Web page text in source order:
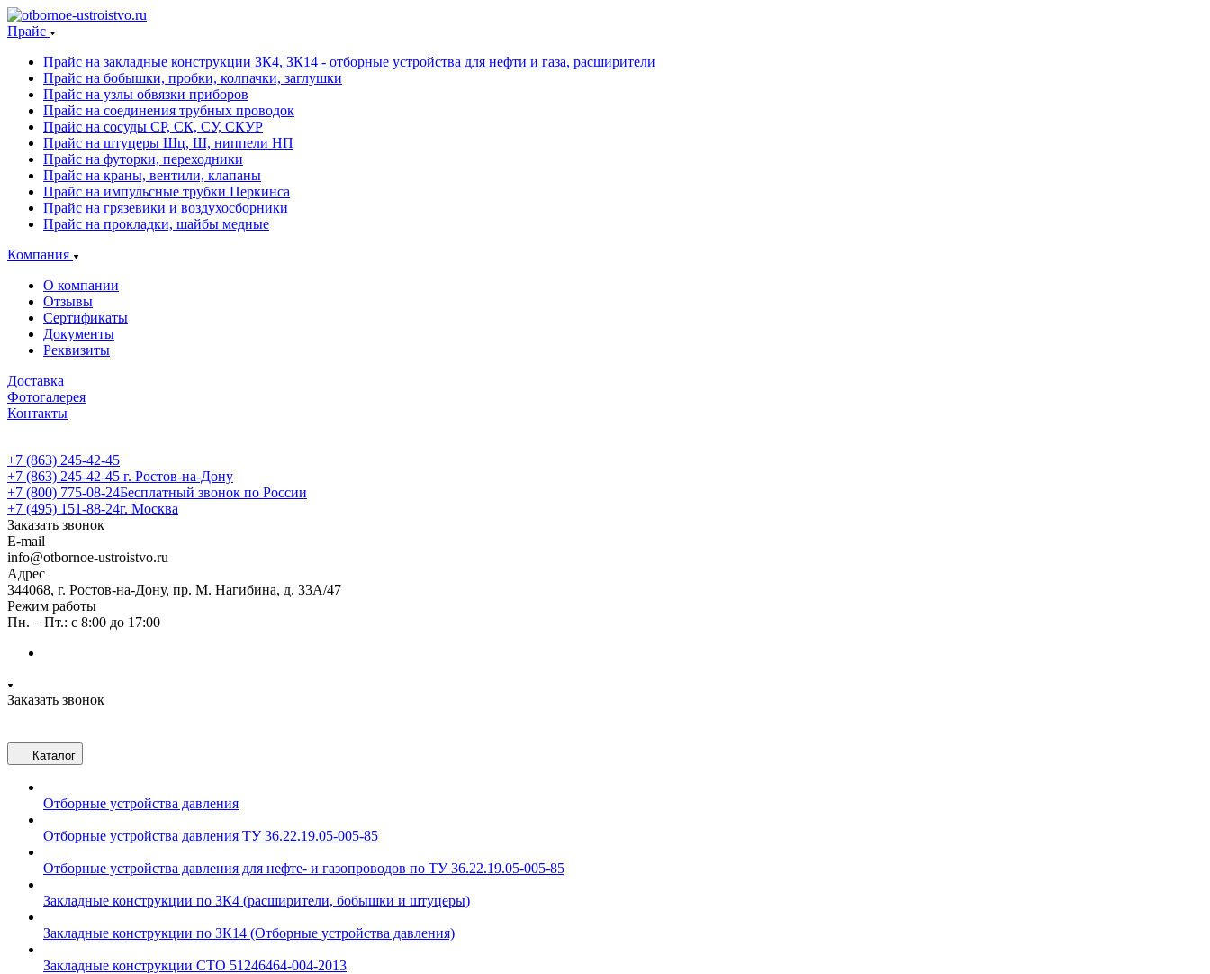
Прайс
Прайс на закладные конструкции ЗК4, ЗК14 - отборные устройства для нефти и газа, расширители
Прайс на бобышки, пробки, колпачки, заглушки
Прайс на узлы обвязки приборов
Прайс на соединения трубных проводок
Прайс на сосуды СР, СК, СУ, СКУР
Прайс на штуцеры Шц, Ш, ниппели НП
Прайс на футорки, переходники
Прайс на краны, вентили, клапаны
Прайс на импульсные трубки Перкинса
Прайс на грязевики и воздухосборники
Прайс на прокладки, шайбы медные
Компания
О компании
Отзывы
Сертификаты
Документы
Реквизиты
Доставка
Фотогалерея
Контакты
+7 (863) 245-42-45
+7 (863) 245-42-45 г. Ростов-на-Дону
+7 (800) 775-08-24Бесплатный звонок по России
+7 (495) 151-88-24г. Москва
Заказать звонок
E-mail
info@otbornoe-ustroistvo.ru
Адрес
344068, г. Ростов-на-Дону, пр. М. Нагибина, д. 33А/47
Режим работы
Пн. – Пт.: с 8:00 до 17:00
Заказать звонок
Каталог
Отборные устройства давления
Отборные устройства давления ТУ 36.22.19.05-005-85
Отборные устройства давления для нефте- и газопроводов по ТУ 36.22.19.05-005-85
Закладные конструкции по ЗК4 (расширители, бобышки и штуцеры)
Закладные конструкции по ЗК14 (Отборные устройства давления)
Закладные конструкции СТО 51246464-004-2013